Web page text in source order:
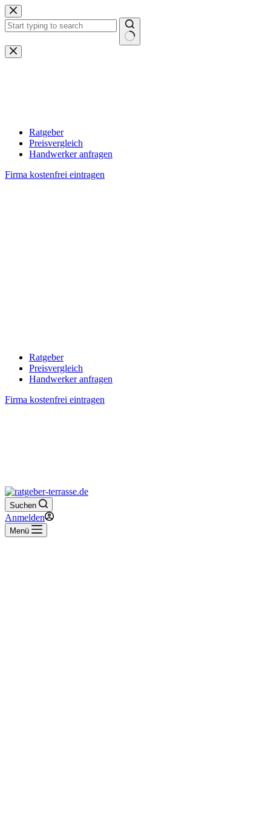
Zum
Inhalt
springen
Keine
Ergebnisse
Ratgeber
Preisvergleich
Handwerker anfragen
Firma kostenfrei eintragen
Ratgeber
Preisvergleich
Handwerker anfragen
Firma kostenfrei eintragen
Suchen
Anmelden
Menü